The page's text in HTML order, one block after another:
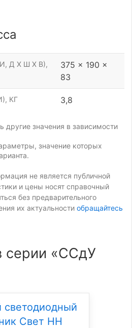
Д Х Ш Х В),
375 x 190 x
83
КГ 3,8
значения в зависимости
значение которых
не является публичной
и цены носят справочный
без предварительного
их актуальности обращайтесь
серии «ССдУ
светодиодный
Свет НН